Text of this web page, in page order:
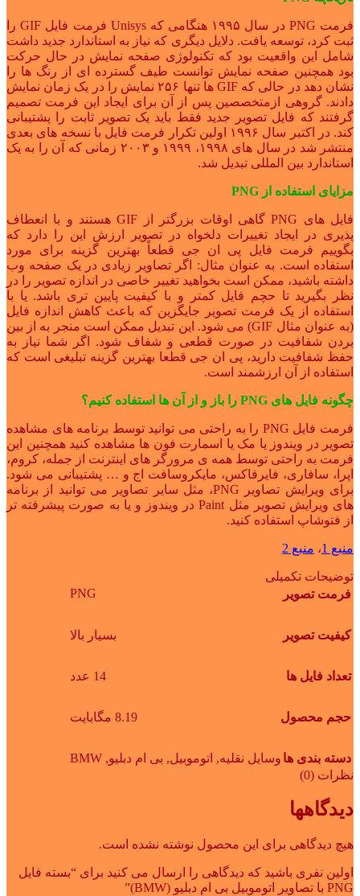
فرمت PNG در سال ۱۹۹۵ هنگامی که Unisys فرمت فایل GIF را
ثبت کرد، توسعه یافت. دلایل دیگری که نیاز به استاندارد جدید داشت
شامل این واقعیت بود که تکنولوژی صفحه نمایش در حال حرکت
بود همچنین صفحه نمایش توانست طیف گسترده ای از رنگ ها را
نشان دهد در حالی که GIF ها تنها ۲۵۶ نمایش را در یک زمان نمایش
دادند. گروهی ازمتخصصین پس از آن برای ایجاد این فرمت تصمیم
گرفتند که فایل تصویر جدید فقط باید یک تصویر ثابت را پشتیبانی
کند. در اکتبر سال ۱۹۹۶ اولین تکرار فرمت فایل با نسخه های بعدی
منتشر شد در سال های ۱۹۹۸، ۱۹۹۹ و ۲۰۰۳ زمانی که آن را به یک
استاندارد بین المللی تبدیل شد.
مزایای استفاده از PNG
فایل های PNG گاهی اوقات بزرگتر از GIF هستند و با انعطاف
پذیری در ایجاد تغییرات دلخواه در تصویر ارزش این را دارد که
بگوییم فرمت فایل پی ان جی قطعاً بهترین گزینه برای مورد
استفاده است. به عنوان مثال: اگر تصاویر زیادی در یک صفحه وب
داشته باشید، ممکن است بخواهید تغییر خاصی در اندازه تصویر را در
نظر بگیرید تا حچم فایل کمتر و با کیفیت پایین تری باشد. یا با
استفاده از یک فرمت تصویر جایگزین که باعث کاهش اندازه فایل
(به عنوان مثال GIF) می شود. این تبدیل ممکن است منجر به از بین
بردن شفافیت در صورت قطعی و شفاف شود. اگر شما نیاز به
حفظ شفافیت دارید، پی ان جی قطعا بهترین گزینه تبلیغی است که
استفاده از آن ارزشمند است.
چگونه فایل های PNG را باز و از آن ها استفاده کنیم؟
فرمت فایل PNG را به راحتی می توانید توسط برنامه های مشاهده
تصویر در ویندوز یا مک یا اسمارت فون ها مشاهده کنید همچنین این
فرمت به راحتی توسط همه ی مرورگر های اینترنت از جمله، کروم،
اپرا، سافاری، فایرفاکس، مایکروسافت اج و … پشتیبانی می شود.
برای ویرایش تصاویر PNG، مثل سایر تصاویر می توانید از برنامه
های ویرایش تصویر مثل Paint در ویندوز و یا به صورت پیشرفته تر
از فتوشاپ استفاده کنید.
منبع 1 ، منبع 2
توضیحات تکمیلی
فرمت تصویر
PNG
کیفیت تصویر بسیار بالا
تعداد فایل ها 14 عدد
حجم محصول 8.19 مگابایت
دسته بندی ها وسایل نقلیه, اتوموبیل, بی ام دبلیو,
BMW
نظرات (0)
دیدگاهها
هیچ دیدگاهی برای این محصول نوشته نشده است.
اولین نفری باشید که دیدگاهی را ارسال می کنید برای “بسته فایل
PNG با تصاویر اتوموبیل بی ام دبلیو (BMW)”